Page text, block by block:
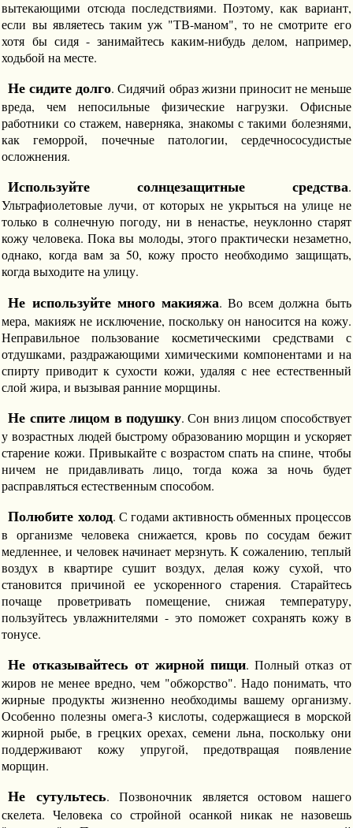
вытекающими отсюда последствиями. Поэтому, как вариант,
если вы являетесь таким уж "ТВ-маном", то не смотрите его
хотя бы сидя - занимайтесь каким-нибудь делом, например,
ходьбой на месте.
Не сидите долго. Сидячий образ жизни приносит не меньше
вреда, чем непосильные физические нагрузки. Офисные
работники со стажем, наверняка, знакомы с такими болезнями,
как геморрой, почечные патологии, сердечнососудистые
осложнения.
Используйте солнцезащитные средства.
Ультрафиолетовые лучи, от которых не укрыться на улице не
только в солнечную погоду, ни в ненастье, неуклонно старят
кожу человека. Пока вы молоды, этого практически незаметно,
однако, когда вам за 50, кожу просто необходимо защищать,
когда выходите на улицу.
Не используйте много макияжа. Во всем должна быть
мера, макияж не исключение, поскольку он наносится на кожу.
Неправильное пользование косметическими средствами с
отдушками, раздражающими химическими компонентами и на
спирту приводит к сухости кожи, удаляя с нее естественный
слой жира, и вызывая ранние морщины.
Не спите лицом в подушку. Сон вниз лицом способствует
у возрастных людей быстрому образованию морщин и ускоряет
старение кожи. Привыкайте с возрастом спать на спине, чтобы
ничем не придавливать лицо, тогда кожа за ночь будет
расправляться естественным способом.
Полюбите холод. С годами активность обменных процессов
в организме человека снижается, кровь по сосудам бежит
медленнее, и человек начинает мерзнуть. К сожалению, теплый
воздух в квартире сушит воздух, делая кожу сухой, что
становится причиной ее ускоренного старения. Старайтесь
почаще проветривать помещение, снижая температуру,
пользуйтесь увлажнителями - это поможет сохранять кожу в
тонусе.
Не отказывайтесь от жирной пищи. Полный отказ от
жиров не менее вредно, чем "обжорство". Надо понимать, что
жирные продукты жизненно необходимы вашему организму.
Особенно полезны омега-3 кислоты, содержащиеся в морской
жирной рыбе, в грецких орехах, семени льна, поскольку они
поддерживают кожу упругой, предотвращая появление
морщин.
Не сутультесь. Позвоночник является остовом нашего
скелета. Человека со стройной осанкой никак не назовешь